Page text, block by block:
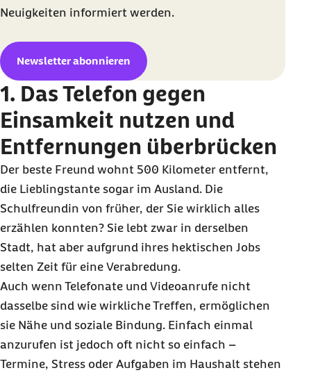
Neuigkeiten informiert werden.
Newsletter abonnieren
1. Das Telefon gegen
Einsamkeit nutzen und
Entfernungen überbrücken
Der beste Freund wohnt 500 Kilometer entfernt,
die Lieblingstante sogar im Ausland. Die
Schulfreundin von früher, der Sie wirklich alles
erzählen konnten? Sie lebt zwar in derselben
Stadt, hat aber aufgrund ihres hektischen Jobs
selten Zeit für eine Verabredung.
Auch wenn Telefonate und Videoanrufe nicht
dasselbe sind wie wirkliche Treffen, ermöglichen
sie Nähe und soziale Bindung. Einfach einmal
anzurufen ist jedoch oft nicht so einfach –
Termine, Stress oder Aufgaben im Haushalt stehen